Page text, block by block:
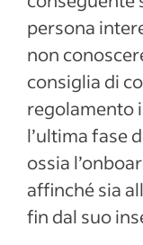
persona
non
consiglia di
regolamento
l’ultima fase
ossia
affinché sia
fin dal suo